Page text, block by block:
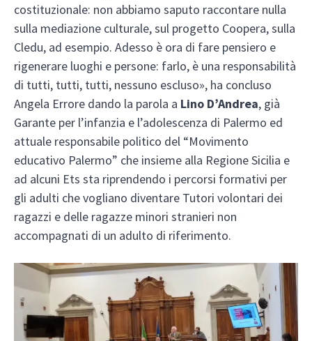
costituzionale: non abbiamo saputo raccontare nulla
sulla mediazione culturale, sul progetto Coopera, sulla
Cledu, ad esempio. Adesso è ora di fare pensiero e
rigenerare luoghi e persone: farlo, è una responsabilità
di tutti, tutti, tutti, nessuno escluso», ha concluso
Angela Errore dando la parola a Lino D’Andrea, già
Garante per l’infanzia e l’adolescenza di Palermo ed
attuale responsabile politico del “Movimento
educativo Palermo” che insieme alla Regione Sicilia e
ad alcuni Ets sta riprendendo i percorsi formativi per
gli adulti che vogliano diventare Tutori volontari dei
ragazzi e delle ragazze minori stranieri non
accompagnati di un adulto di riferimento.